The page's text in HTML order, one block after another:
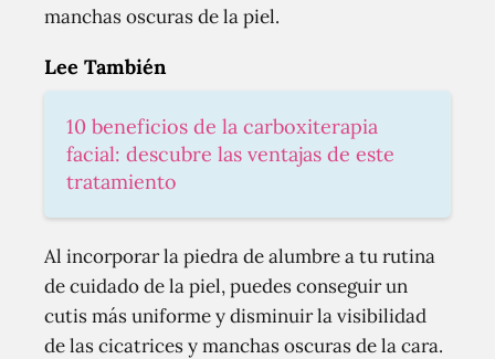
manchas oscuras de la piel.
Lee También
10 beneficios de la carboxiterapia
facial: descubre las ventajas de este
tratamiento
Al incorporar la piedra de alumbre a tu rutina
de cuidado de la piel, puedes conseguir un
cutis más uniforme y disminuir la visibilidad
de las cicatrices y manchas oscuras de la cara.